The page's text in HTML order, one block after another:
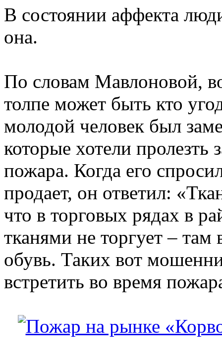
В состоянии аффекта
она.
По словам Мавлоновой,
толпе может быть кто
молодой человек был
которые хотели пролезть
пожара. Когда его
продает, он ответил:
что в торговых рядах в
тканями не торгует –
обувь. Таких вот
встретить во время